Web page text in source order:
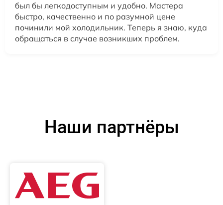
был бы легкодоступным и удобно. Мастера
быстро, качественно и по разумной цене
починили мой холодильник. Теперь я знаю, куда
обращаться в случае возникших проблем.
Наши партнёры